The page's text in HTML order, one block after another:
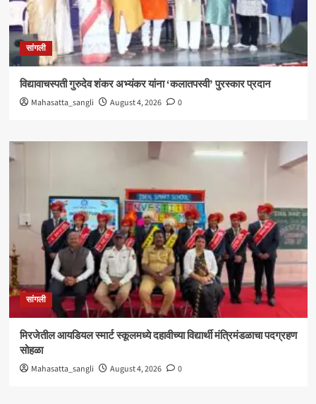
सांगली
विद्यावाचस्पती गुरुदेव शंकर अभ्यंकर यांना ‘कलातपस्वी’ पुरस्कार प्रदान
Mahasatta_sangli August 4, 2026 0
सांगली
मिरजेतील आयडियल स्मार्ट स्कूलमध्ये दहावीच्या विद्यार्थी मंत्रिमंडळाचा पदग्रहण
सोहळा
Mahasatta_sangli August 4, 2026 0